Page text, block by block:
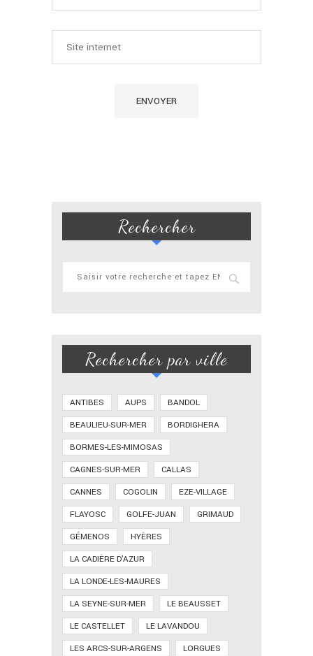
Rechercher
Rechercher par ville
ANTIBES AUPS
BANDOL
BEAULIEU-SUR-MER
BORDIGHERA
BORMES-LES-MIMOSAS
CAGNES-SUR-MER
CALLAS
CANNES
COGOLIN
EZE-VILLAGE
FLAYOSC
GOLFE-JUAN
GRIMAUD
GÉMENOS
HYÈRES
LA CADIÈRE D'AZUR
LA LONDE-LES-MAURES
LA SEYNE-SUR-MER
LE BEAUSSET
LE CASTELLET
LE LAVANDOU
LES ARCS-SUR-ARGENS
LORGUES